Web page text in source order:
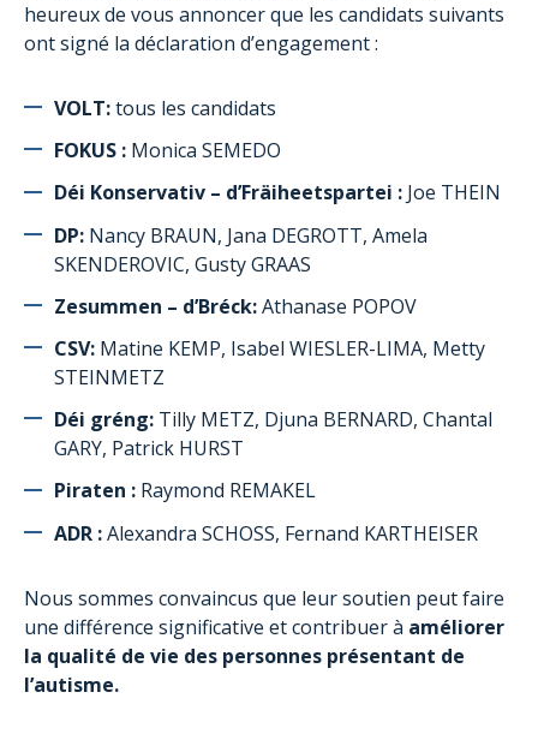
heureux de vous annoncer que les candidats suivants
ont signé la déclaration d’engagement :
VOLT:tous les candidats
FOKUS : Monica SEMEDO
Déi Konservativ – d’Fräiheetspartei : Joe THEIN
DP: Nancy BRAUN, Jana DEGROTT, Amela
SKENDEROVIC, Gusty GRAAS
Zesummen – d’Bréck:Athanase POPOV
CSV: Matine KEMP, Isabel WIESLER-LIMA, Metty
STEINMETZ
Déi gréng: Tilly METZ, Djuna BERNARD, Chantal
GARY, Patrick HURST
Piraten : Raymond REMAKEL
ADR :Alexandra SCHOSS, Fernand KARTHEISER
Nous sommes convaincus que leur soutien peut faire
une différence significative et contribuer à améliorer
la qualité de vie des personnes présentant de
l’autisme.